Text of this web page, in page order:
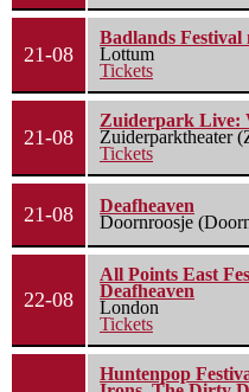
21-08
Badlands Festival
Lottum
Tickets
21-08
Zuiderpark Live:
Zuiderparktheater
Tickets
21-08
Deafheaven
Doornroosje
22-08
All Points East
Deafheaven
London
Tickets
Huntenpop